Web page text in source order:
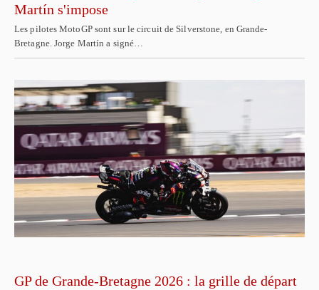
Martín s'impose
Les pilotes MotoGP sont sur le circuit de Silverstone, en Grande-
Bretagne. Jorge Martín a signé…
GP de Grande-Bretagne 2026 : la grille de départ